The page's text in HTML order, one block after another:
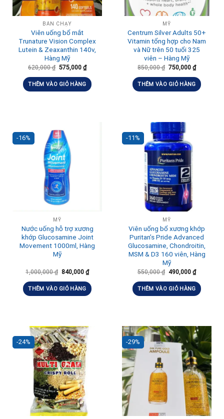
BÁN CHẠY
Viên uống bổ mắt
Trunature Vision Complex
Lutein & Zeaxanthin 140v,
Hàng Mỹ
620,000₫ 575,000 ₫
THÊM VÀO GIỎ HÀNG
MỸ
Centrum Silver Adults 50+
Vitamin tổng hợp cho Nam
và Nữ trên 50 tuổi 325
viên – Hàng Mỹ
850,000₫ 750,000 ₫
THÊM VÀO GIỎ HÀNG
-16%
MỸ
Nước uống hỗ trợ xương
khớp Glucosamine Joint
Movement 1000ml, Hàng
Mỹ
1,000,000₫ 840,000 ₫
THÊM VÀO GIỎ HÀNG
-11%
MỸ
Viên uống bổ xương khớp
Puritan’s Pride Advanced
Glucosamine, Chondroitin,
MSM & D3 160 viên, Hàng
Mỹ
550,000₫ 490,000 ₫
THÊM VÀO GIỎ HÀNG
-24% -29%